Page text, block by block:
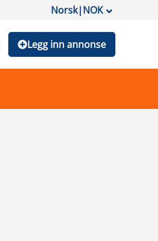
Norsk|NOK
Legg inn annonse